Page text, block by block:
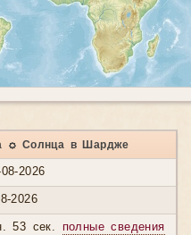
☼ Солнца в Шардже
2026
2026
53 сек. полные сведения